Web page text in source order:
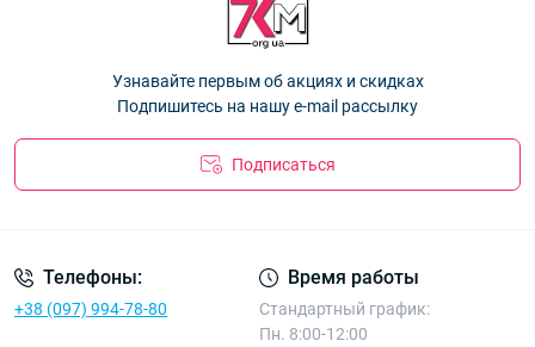
Кепка детская "Кугуар" хлопок +сетка для мальчиков 54 р.
Оптом 26Д47— 94.50 ₴
Узнавайте первым об акциях и скидках
Подпишитесь на нашу e-mail рассылку
Подписаться
Телефоны:
+38 (097) 994-78-80
Время работы
Стандартный график:
Пн. 8:00-12:00